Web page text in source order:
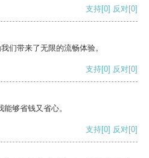
支持[0] 反对[0]
们带来了无限的流畅体验。
支持[0] 反对[0]
够省钱又省心。
支持[0] 反对[0]